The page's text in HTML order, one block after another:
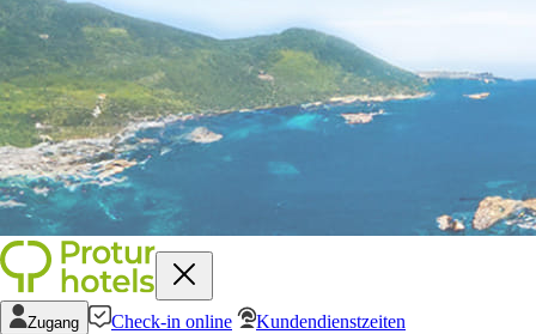
Zugang Check-in online
Kundendienstzeiten